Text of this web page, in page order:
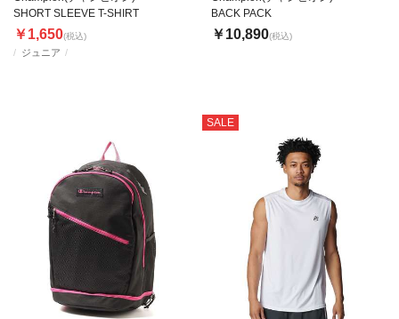
ジュニア
SHORT SLEEVE T-SHIRT
￥1,650(税込)
BACK PACK
￥10,890(税込)
SALE